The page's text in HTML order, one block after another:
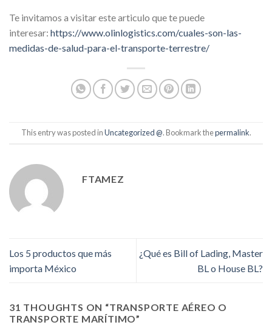
Te invitamos a visitar este articulo que te puede
interesar: https://www.olinlogistics.com/cuales-son-las-
medidas-de-salud-para-el-transporte-terrestre/
This entry was posted inUncategorized @. Bookmark thepermalink.
FTAMEZ
Los 5 productos que más
importa México
¿Qué es Bill of Lading, Master
BL o House BL?
31 THOUGHTS ON “TRANSPORTE AÉREO O
TRANSPORTE MARÍTIMO”